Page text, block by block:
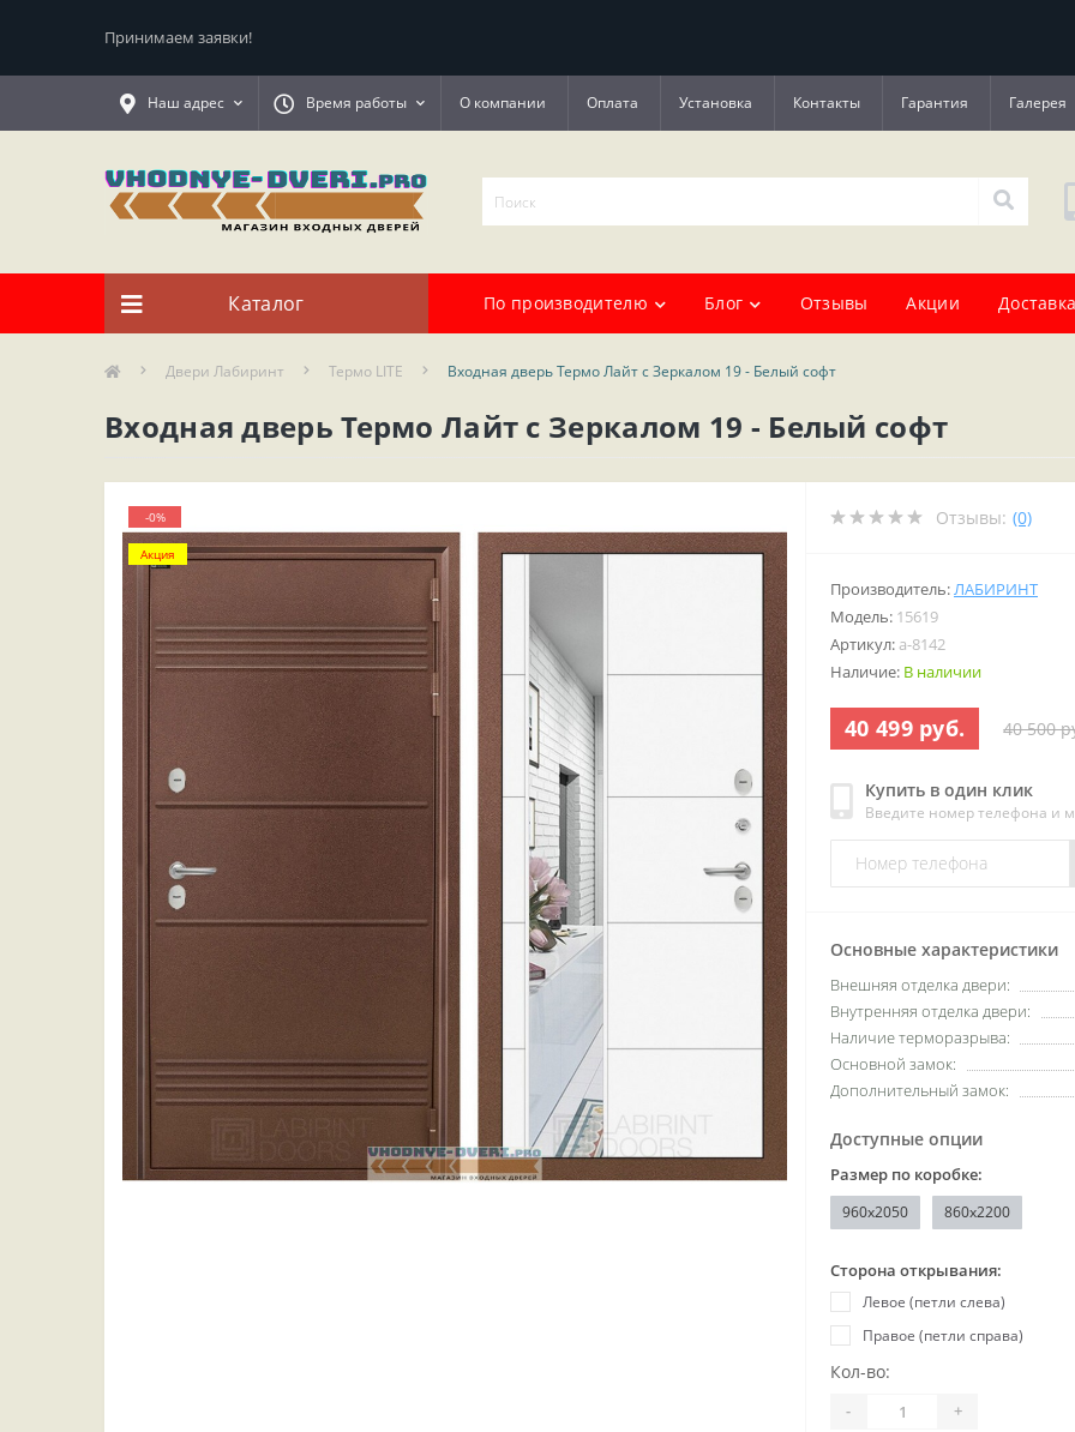
Принимаем заявки!
Наш адрес Время работы О компании Оплата Установка Контакты Гарантия Галерея
Каталог По производителю Блог Отзывы Акции
Двери Лабиринт Термо LITE Входная дверь Термо Лайт с Зеркалом 19 - Белый софт
Входная дверь Термо Лайт с Зеркалом 19 - Белый софт
-0%
Акция
Отзывы: (0)
Производитель: ЛАБИРИНТ
Модель: 15619
Артикул: a-8142
Наличие: В наличии
40 499 руб. 40 500
Купить в один клик
Введите номер телефона и
Основные характеристики
Внешняя отделка двери:
Внутренняя отделка двери:
Наличие терморазрыва:
Основной замок:
Дополнительный замок:
Доступные опции
Размер по коробке:
960x2050 860х2200
Сторона открывания:
Левое (петли слева)
Правое (петли справа)
Кол-во:
- +